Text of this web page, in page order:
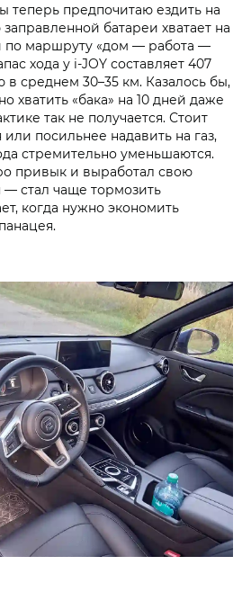
теперь предпочитаю ездить на
батареи хватает на
по маршруту «дом — работа —
хода у i‑JOY составляет 407
среднем 30–35 км. Казалось бы,
хватить «бака» на 10 дней даже
так не получается. Стоит
посильнее надавить на газ,
стремительно уменьшаются.
привык и выработал свою
стал чаще тормозить
когда нужно экономить